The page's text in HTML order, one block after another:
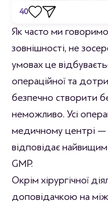
40
Станьте першим хто
Як часто ми
зовнішності, не
умовах це
операційної та
безпечно створити
неможливо. Усі
медичному центрі —
відповідає
GMP.
Окрім хірургічної
доповідачкою на